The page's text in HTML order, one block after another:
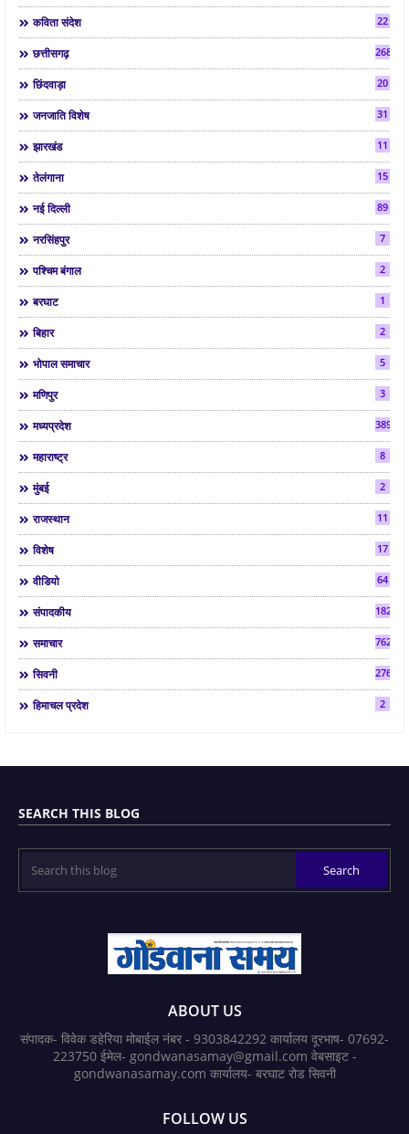
कविता संदेश 22
छत्तीसगढ़ 268
छिंदवाड़ा 20
जनजाति विशेष 31
झारखंड 11
तेलंगाना 15
नई दिल्ली 89
नरसिंहपुर 7
पश्चिम बंगाल 2
बरघाट 1
बिहार 2
भोपाल समाचार 5
मणिपुर 3
मध्यप्रदेश 3892
महाराष्ट्र 8
मुंबई 2
राजस्थान 11
विशेष 17
वीडियो 64
संपादकीय 182
समाचार 7624
सिवनी 2763
हिमाचल प्रदेश 2
SEARCH THIS BLOG
ABOUT US
संपादक- विवेक डहेरिया मोबाईल नंबर - 9303842292 कार्यालय दूरभाष- 07692-
223750 ईमेल- gondwanasamay@gmail.com वेबसाइट -
gondwanasamay.com कार्यालय- बरघाट रोड सिवनी
FOLLOW US